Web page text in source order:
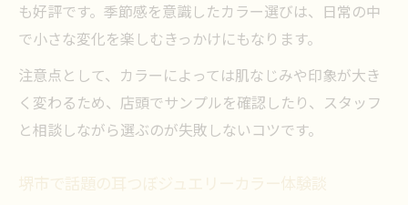
も好評です。季節感を意識したカラー選びは、日常の中
で小さな変化を楽しむきっかけにもなります。
注意点として、カラーによっては肌なじみや印象が大き
く変わるため、店頭でサンプルを確認したり、スタッフ
と相談しながら選ぶのが失敗しないコツです。
堺市で話題の耳つぼジュエリーカラー体験談